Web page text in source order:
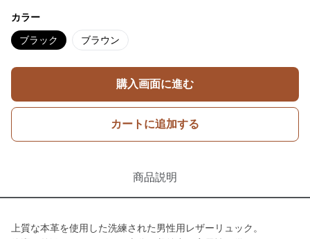
カラー
ブラック ブラウン
購入画面に進む
カートに追加する
商品説明
上質な本革を使用した洗練された男性用レザーリュック。